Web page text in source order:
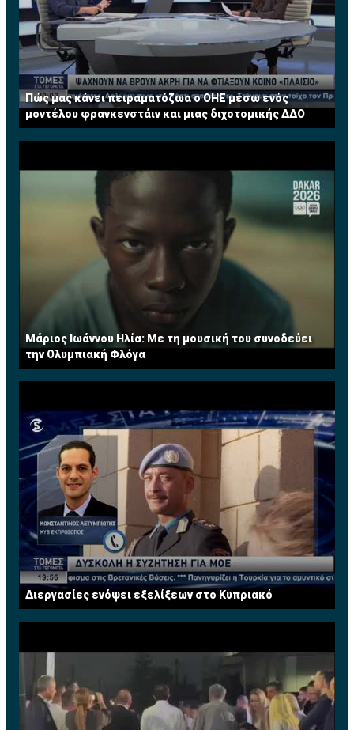
Πώς μας κάνει πειραματόζωα ο ΟΗΕ μέσω ενός
μοντέλου φρανκενστάιν και μιας διχοτομικής ΔΔΟ
Μάριος Ιωάννου Ηλία: Με τη μουσική του συνοδεύει
την Ολυμπιακή Φλόγα
Διεργασίες ενόψει εξελίξεων στο Κυπριακό